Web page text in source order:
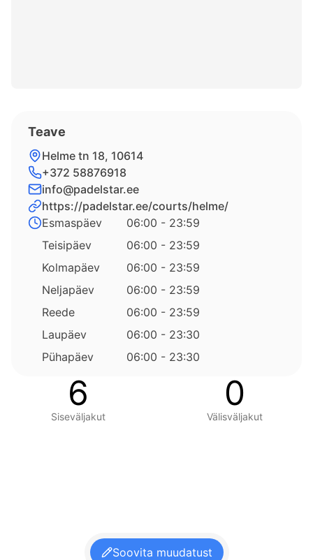
Teave
Helme tn 18, 10614
+372 58876918
info@padelstar.ee
https://padelstar.ee/courts/helme/
Esmaspäev
06:00 - 23:59
Teisipäev
06:00 - 23:59
Kolmapäev
06:00 - 23:59
Neljapäev
06:00 - 23:59
Reede
06:00 - 23:59
Laupäev
06:00 - 23:30
Pühapäev
06:00 - 23:30
6
Siseväljakut
0
Välisväljakut
Soovita muudatust